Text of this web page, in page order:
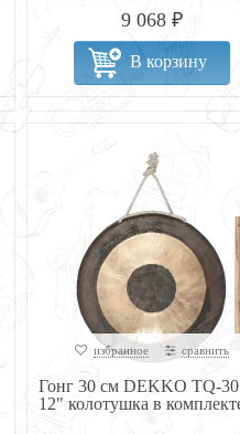
9 068 ₽
В корзину
избранное сравнить
Гонг 30 см DEKKO TQ-30
12" колотушка в